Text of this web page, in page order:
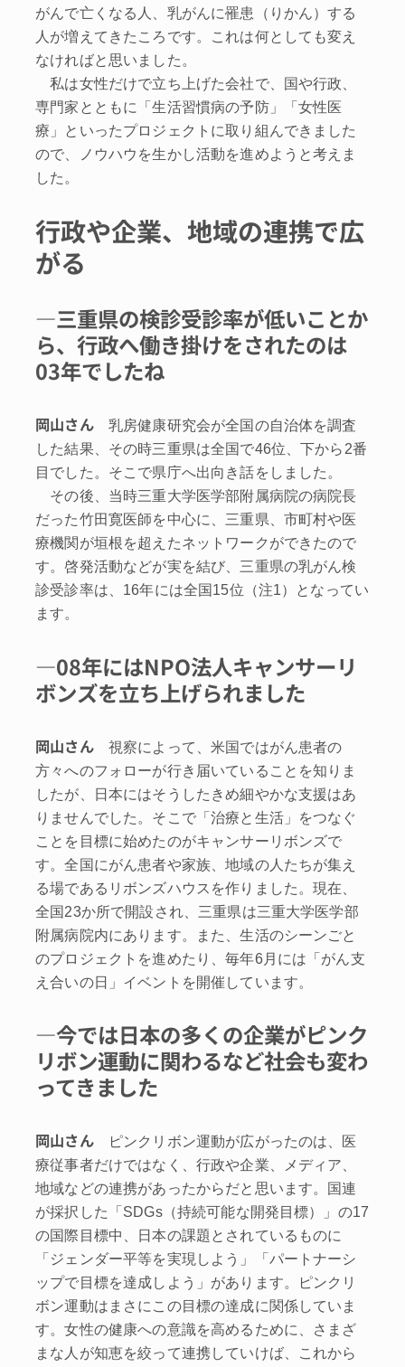
がんで亡くなる人、乳がんに罹患（りかん）する
人が増えてきたころです。これは何としても変え
なければと思いました。
私は女性だけで立ち上げた会社で、国や行政、
専門家とともに「生活習慣病の予防」「女性医
療」といったプロジェクトに取り組んできました
ので、ノウハウを生かし活動を進めようと考えま
した。
行政や企業、地域の連携で広
がる
―三重県の検診受診率が低いことか
ら、行政へ働き掛けをされたのは
03年でしたね
岡山さん乳房健康研究会が全国の自治体を調査
した結果、その時三重県は全国で46位、下から2番
目でした。そこで県庁へ出向き話をしました。
その後、当時三重大学医学部附属病院の病院長
だった竹田寛医師を中心に、三重県、市町村や医
療機関が垣根を超えたネットワークができたので
す。啓発活動などが実を結び、三重県の乳がん検
診受診率は、16年には全国15位（注1）となってい
ます。
―08年にはNPO法人キャンサーリ
ボンズを立ち上げられました
岡山さん視察によって、米国ではがん患者の
方々へのフォローが行き届いていることを知りま
したが、日本にはそうしたきめ細やかな支援はあ
りませんでした。そこで「治療と生活」をつなぐ
ことを目標に始めたのがキャンサーリボンズで
す。全国にがん患者や家族、地域の人たちが集え
る場であるリボンズハウスを作りました。現在、
全国23か所で開設され、三重県は三重大学医学部
附属病院内にあります。また、生活のシーンごと
のプロジェクトを進めたり、毎年6月には「がん支
え合いの日」イベントを開催しています。
―今では日本の多くの企業がピンク
リボン運動に関わるなど社会も変わ
ってきました
岡山さんピンクリボン運動が広がったのは、医
療従事者だけではなく、行政や企業、メディア、
地域などの連携があったからだと思います。国連
が採択した「SDGs（持続可能な開発目標）」の17
の国際目標中、日本の課題とされているものに
「ジェンダー平等を実現しよう」「パートナーシ
ップで目標を達成しよう」があります。ピンクリ
ボン運動はまさにこの目標の達成に関係していま
す。女性の健康への意識を高めるために、さまざ
まな人が知恵を絞って連携していけば、これから